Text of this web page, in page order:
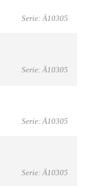
Serie: Ä10305
Serie: Ä10305
Serie: Ä10305
Serie: Ä10305